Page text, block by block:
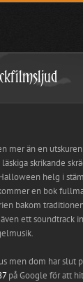
mer än en
skrikande
helg i
en bok
bakom
ett soundtrack
men dom har slut
på Google för att